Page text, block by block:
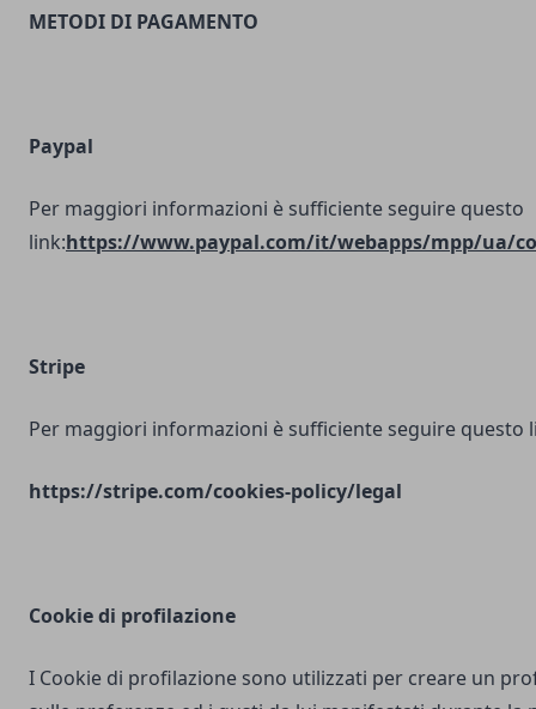
METODI DI PAGAMENTO
Paypal
Per maggiori informazioni è sufficiente seguire questo
link:https://www.paypal.com/it/webapps/mpp/ua/
Stripe
Per maggiori informazioni è sufficiente seguire questo
https://stripe.com/cookies-policy/legal
Cookie di profilazione
I Cookie di profilazione sono utilizzati per creare un